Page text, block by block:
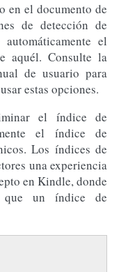
en el documento de
de detección de
el
aquél. Consulte la
de usuario para
estas opciones.
el índice de
el índice de
Los índices de
una experiencia
en Kindle, donde
que un índice de